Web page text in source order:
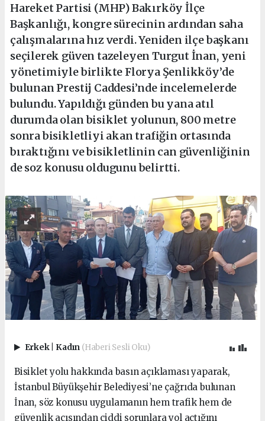
Hareket Partisi (MHP) Bakırköy İlçe
Başkanlığı, kongre sürecinin ardından saha
çalışmalarına hız verdi. Yeniden ilçe başkanı
seçilerek güven tazeleyen Turgut İnan, yeni
yönetimiyle birlikte Florya Şenlikköy’de
bulunan Prestij Caddesi’nde incelemelerde
bulundu. Yapıldığı günden bu yana atıl
durumda olan bisiklet yolunun, 800 metre
sonra bisikletliyi akan trafiğin ortasında
bıraktığını ve bisikletlinin can güvenliğinin
de soz konusu oldugunu belirtti.
Erkek Kadın (Haberi Sesli Oku)
Bisiklet yolu hakkında basın açıklaması yaparak,
İstanbul Büyükşehir Belediyesi’ne çağrıda bulunan
İnan, söz konusu uygulamanın hem trafik hem de
güvenlik açısından ciddi sorunlara yol açtığını